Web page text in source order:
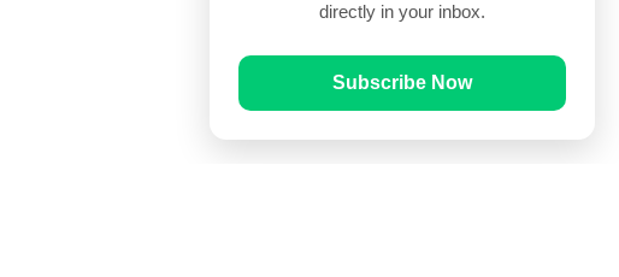
directly in your inbox.
Subscribe Now